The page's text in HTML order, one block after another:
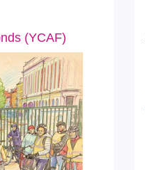
(YCAF)